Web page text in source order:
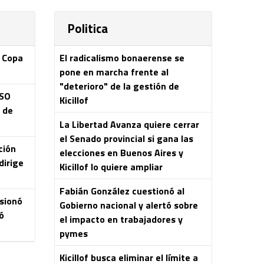
Politica
El radicalismo bonaerense se
pone en marcha frente al
"deterioro" de la gestión de
Kicillof
La Libertad Avanza quiere cerrar
el Senado provincial si gana las
elecciones en Buenos Aires y
Kicillof lo quiere ampliar
Fabián González cuestionó al
Gobierno nacional y alertó sobre
el impacto en trabajadores y
pymes
Kicillof busca eliminar el límite a